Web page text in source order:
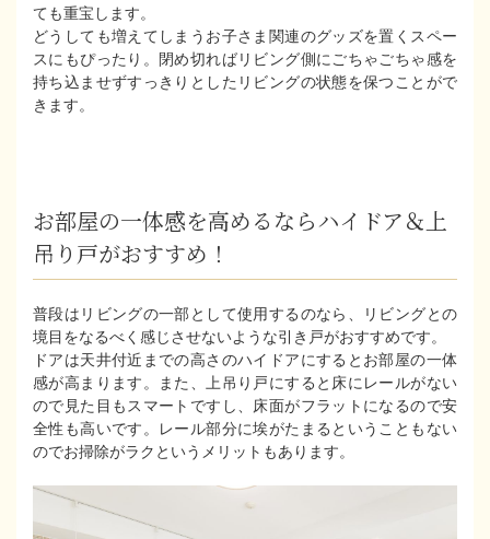
ても重宝します。
どうしても増えてしまうお子さま関連のグッズを置くスペー
スにもぴったり。閉め切ればリビング側にごちゃごちゃ感を
持ち込ませずすっきりとしたリビングの状態を保つことがで
きます。
お部屋の一体感を高めるならハイドア＆上
吊り戸がおすすめ！
普段はリビングの一部として使用するのなら、リビングとの
境目をなるべく感じさせないような引き戸がおすすめです。
ドアは天井付近までの高さのハイドアにするとお部屋の一体
感が高まります。また、上吊り戸にすると床にレールがない
ので見た目もスマートですし、床面がフラットになるので安
全性も高いです。レール部分に埃がたまるということもない
のでお掃除がラクというメリットもあります。